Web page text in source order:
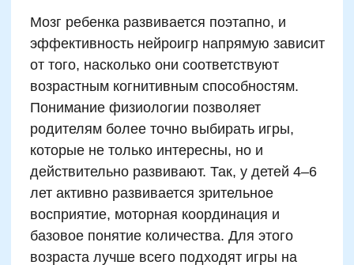
Результаты исследований
о воздействии чисел и
нейроигр на развитие
мозга
Научные данные за последние 10 лет
убедительно подтверждают мощное